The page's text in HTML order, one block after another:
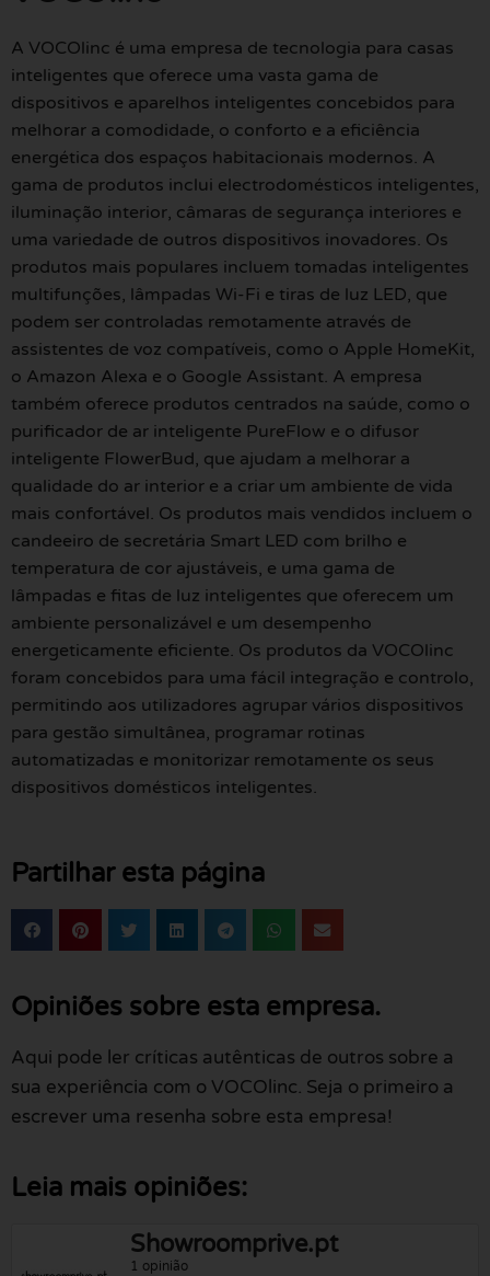
A VOCOlinc é uma empresa de tecnologia para casas
inteligentes que oferece uma vasta gama de
dispositivos e aparelhos inteligentes concebidos para
melhorar a comodidade, o conforto e a eficiência
energética dos espaços habitacionais modernos. A
gama de produtos inclui electrodomésticos inteligentes,
iluminação interior, câmaras de segurança interiores e
uma variedade de outros dispositivos inovadores. Os
produtos mais populares incluem tomadas inteligentes
multifunções, lâmpadas Wi-Fi e tiras de luz LED, que
podem ser controladas remotamente através de
assistentes de voz compatíveis, como o Apple HomeKit,
o Amazon Alexa e o Google Assistant. A empresa
também oferece produtos centrados na saúde, como o
purificador de ar inteligente PureFlow e o difusor
inteligente FlowerBud, que ajudam a melhorar a
qualidade do ar interior e a criar um ambiente de vida
mais confortável. Os produtos mais vendidos incluem o
candeeiro de secretária Smart LED com brilho e
temperatura de cor ajustáveis, e uma gama de
lâmpadas e fitas de luz inteligentes que oferecem um
ambiente personalizável e um desempenho
energeticamente eficiente. Os produtos da VOCOlinc
foram concebidos para uma fácil integração e controlo,
permitindo aos utilizadores agrupar vários dispositivos
para gestão simultânea, programar rotinas
automatizadas e monitorizar remotamente os seus
dispositivos domésticos inteligentes.
Partilhar esta página
Opiniões sobre esta empresa.
Aqui pode ler críticas autênticas de outros sobre a
sua experiência com o VOCOlinc. Seja o primeiro a
escrever uma resenha sobre esta empresa!
Leia mais opiniões:
Showroomprive.pt
1 opinião